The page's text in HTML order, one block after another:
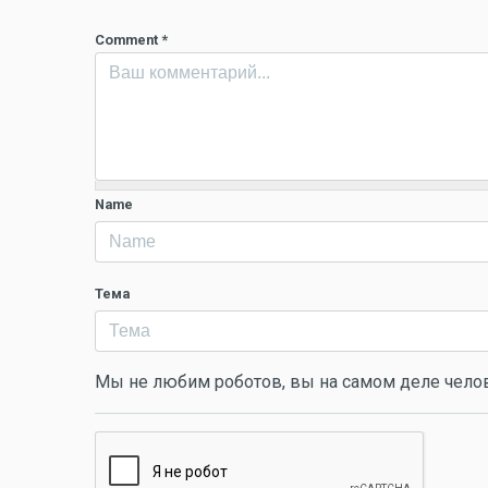
Comment *
Name
Тема
Мы не любим роботов, вы на самом деле